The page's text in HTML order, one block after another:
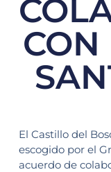
CON
El Castillo del
escogido por el
acuerdo de